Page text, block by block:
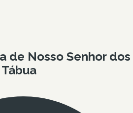
de Nosso Senhor dos